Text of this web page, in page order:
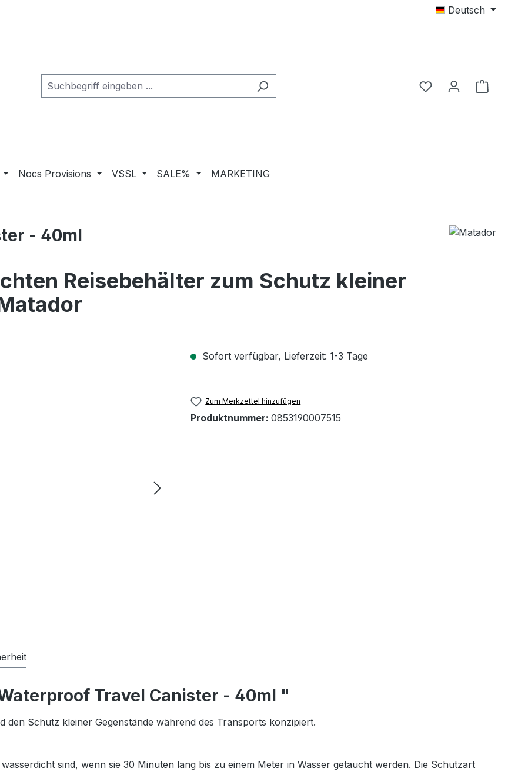
Deutsch
Nocs Provisions VSSL SALE% MARKETING
- 40ml
Reisebehälter zum Schutz kleiner
Sofort verfügbar, Lieferzeit: 1-3 Tage
Zum Merkzettel hinzufügen
Produktnummer: 0853190007515
Travel Canister - 40ml "
den Schutz kleiner Gegenstände während des Transports konzipiert.
sind, wenn sie 30 Minuten lang bis zu einem Meter in Wasser getaucht werden. Die Schutzart